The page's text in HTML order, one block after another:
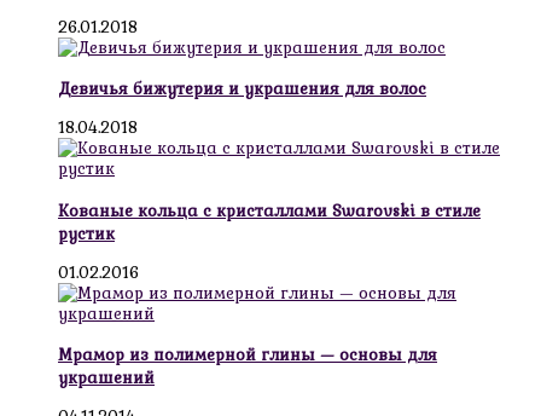
26.01.2018
Девичья бижутерия и украшения для волос
18.04.2018
Кованые кольца с кристаллами Swarovski в стиле
рустик
01.02.2016
Мрамор из полимерной глины — основы для
украшений